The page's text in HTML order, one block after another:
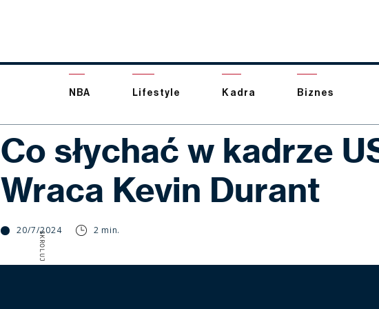
NBA Lifestyle Kadra Biznes
Co słychać w kadrze
Wraca Kevin Durant
20/7/2024 2 min.
SKROLUJ W DÓŁ